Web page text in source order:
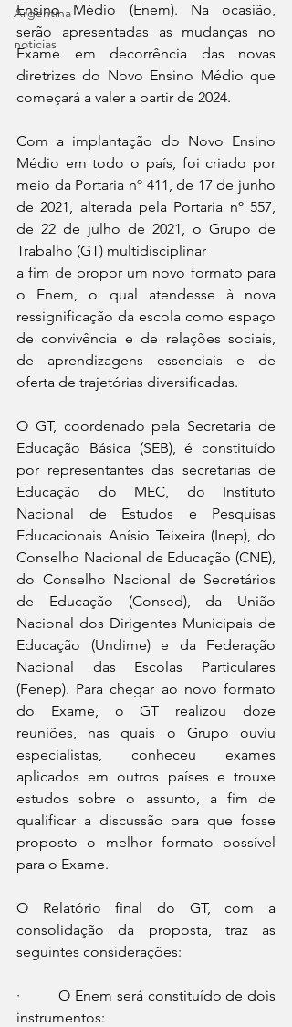
Argentina
noticias
Ensino Médio (Enem). Na ocasião,
serão apresentadas as mudanças no
Exame em decorrência das novas
diretrizes do Novo Ensino Médio que
começará a valer a partir de 2024.
Com a implantação do Novo Ensino
Médio em todo o país, foi criado por
meio da Portaria nº 411, de 17 de junho
de 2021, alterada pela Portaria nº 557,
de 22 de julho de 2021, o Grupo de
Trabalho (GT) multidisciplinar
a fim de propor um novo formato para
o Enem, o qual atendesse à nova
ressignificação da escola como espaço
de convivência e de relações sociais,
de aprendizagens essenciais e de
oferta de trajetórias diversificadas.
O GT, coordenado pela Secretaria de
Educação Básica (SEB), é constituído
por representantes das secretarias de
Educação do MEC, do Instituto
Nacional de Estudos e Pesquisas
Educacionais Anísio Teixeira (Inep), do
Conselho Nacional de Educação (CNE),
do Conselho Nacional de Secretários
de Educação (Consed), da União
Nacional dos Dirigentes Municipais de
Educação (Undime) e da Federação
Nacional das Escolas Particulares
(Fenep). Para chegar ao novo formato
do Exame, o GT realizou doze
reuniões, nas quais o Grupo ouviu
especialistas, conheceu exames
aplicados em outros países e trouxe
estudos sobre o assunto, a fim de
qualificar a discussão para que fosse
proposto o melhor formato possível
para o Exame.
O Relatório final do GT, com a
consolidação da proposta, traz as
seguintes considerações:
·         O Enem será constituído de dois
instrumentos: